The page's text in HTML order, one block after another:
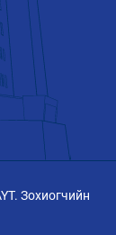
Зохиогчийн